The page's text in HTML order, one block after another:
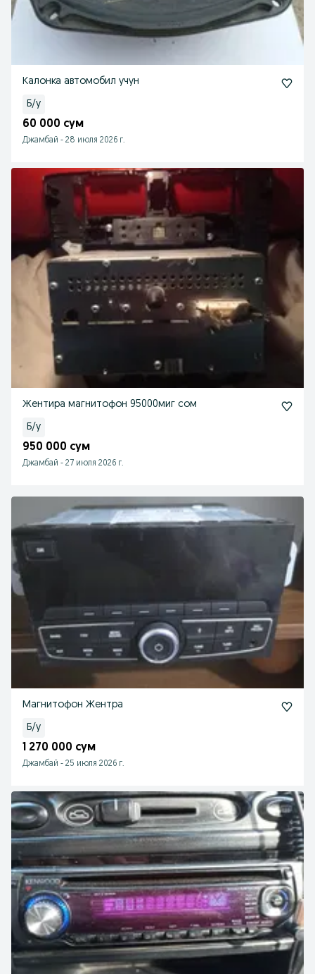
Калонка автомобил учун
Б/у
60 000 сум
Джамбай - 28 июля 2026 г.
Жентира магнитофон 95000миг сом
Б/у
950 000 сум
Джамбай - 27 июля 2026 г.
Магнитофон Жентра
Б/у
1 270 000 сум
Джамбай - 25 июля 2026 г.